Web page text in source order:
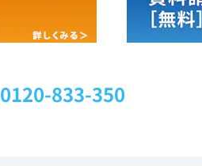
0120-833-350